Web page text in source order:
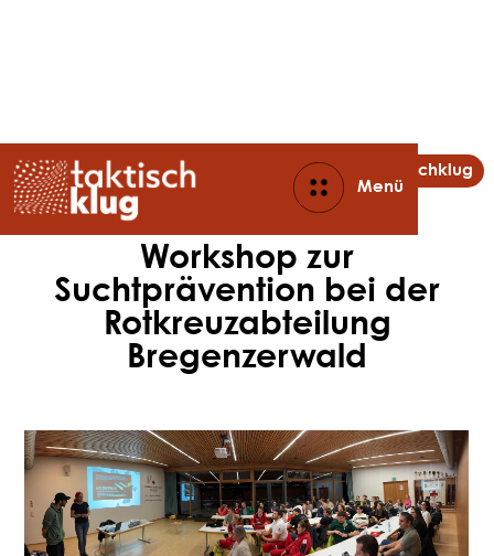
Menü
Aktuelles taktischklug
Workshop zur
Suchtprävention bei der
Rotkreuzabteilung
Bregenzerwald